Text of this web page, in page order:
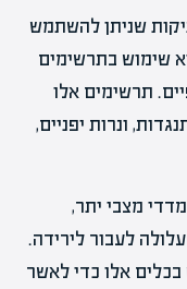
שניתן להשתמש
שימוש בתרשימים
תרשימים אלו
ונרות יפניים,
מצבי יתר,
לעבור לירידה.
אלו כדי לאשר